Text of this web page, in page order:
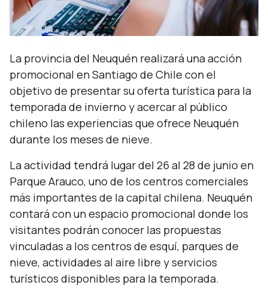
La provincia del Neuquén realizará una acción
promocional en Santiago de Chile con el
objetivo de presentar su oferta turística para la
temporada de invierno y acercar al público
chileno las experiencias que ofrece Neuquén
durante los meses de nieve.
La actividad tendrá lugar del 26 al 28 de junio en
Parque Arauco, uno de los centros comerciales
más importantes de la capital chilena. Neuquén
contará con un espacio promocional donde los
visitantes podrán conocer las propuestas
vinculadas a los centros de esquí, parques de
nieve, actividades al aire libre y servicios
turísticos disponibles para la temporada.